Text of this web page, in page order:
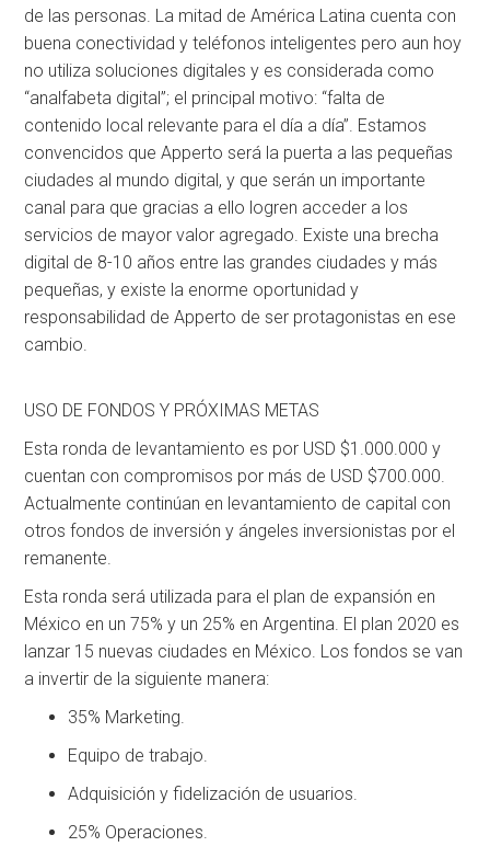
de las personas. La mitad de América Latina cuenta con
buena conectividad y teléfonos inteligentes pero aun hoy
no utiliza soluciones digitales y es considerada como
“analfabeta digital”; el principal motivo: “falta de
contenido local relevante para el día a día”. Estamos
convencidos que Apperto será la puerta a las pequeñas
ciudades al mundo digital, y que serán un importante
canal para que gracias a ello logren acceder a los
servicios de mayor valor agregado. Existe una brecha
digital de 8-10 años entre las grandes ciudades y más
pequeñas, y existe la enorme oportunidad y
responsabilidad de Apperto de ser protagonistas en ese
cambio.
USO DE FONDOS Y PRÓXIMAS METAS
Esta ronda de levantamiento es por USD $1.000.000 y
cuentan con compromisos por más de USD $700.000.
Actualmente continúan en levantamiento de capital con
otros fondos de inversión y ángeles inversionistas por el
remanente.
Esta ronda será utilizada para el plan de expansión en
México en un 75% y un 25% en Argentina. El plan 2020 es
lanzar 15 nuevas ciudades en México. Los fondos se van
a invertir de la siguiente manera:
35% Marketing.
Equipo de trabajo.
Adquisición y fidelización de usuarios.
25% Operaciones.